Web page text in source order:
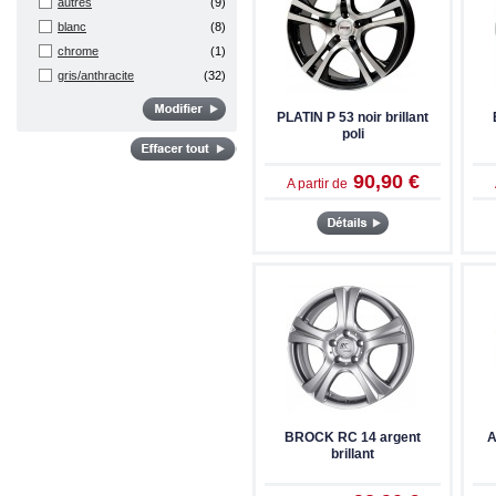
5/114
(5)
5/114.3
(101)
5/115
(33)
5/118
(9)
(116)
(41)
blanc
(8)
chrome
(1)
gris/anthracite
(32)
(108)
PLATIN P 53 noir brillant
poli
A partir de 90,90 €
BROCK RC 14 argent
brillant